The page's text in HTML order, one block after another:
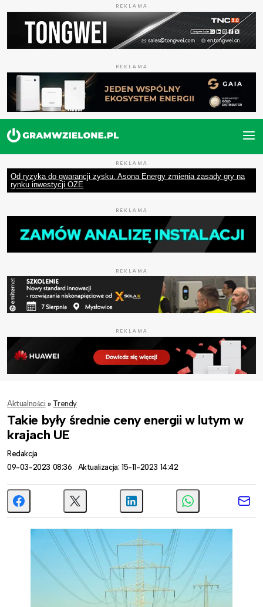
REKLAMA
REKLAMA
REKLAMA
Od ryzyka do gwarancji zysku. Asona Energy zmienia zasady gry na
rynku inwestycji OZE
REKLAMA
REKLAMA
REKLAMA
Aktualności » Trendy
Takie były średnie ceny energii w lutym w
krajach UE
Redakcja
09-03-2023 08:36
Aktualizacja: 15-11-2023 14:42